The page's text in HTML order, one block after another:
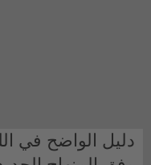
دليل الواضح في